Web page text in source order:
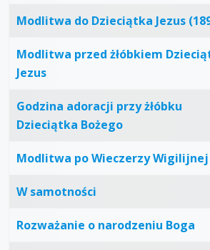
Modlitwa do Dzieciątka Jezus
Modlitwa przed żłóbkiem
Jezus
Godzina adoracji przy żłóbku
Dzieciątka Bożego
Modlitwa po Wieczerzy Wigilijnej
W samotności
Rozważanie o narodzeniu Boga